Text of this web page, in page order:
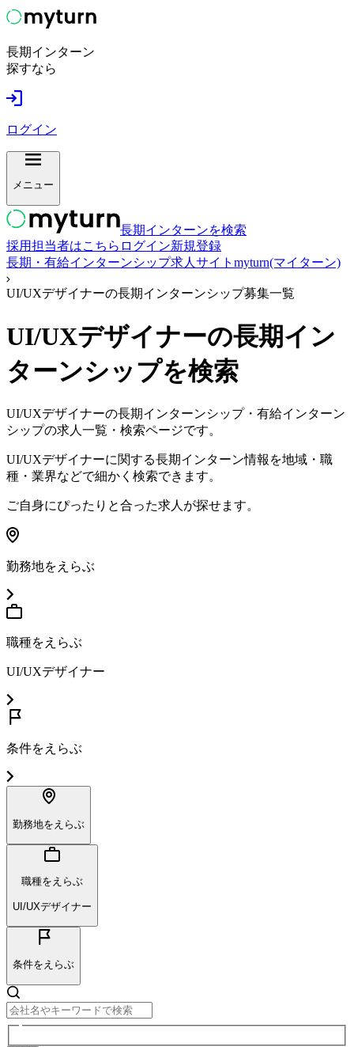
長期インターン
探すなら
ログイン
メニュー
長期インターンを検索
採用担当者はこちら ログイン新規登録
長期・有給インターンシップ求人サイトmyturn(マイターン)
UI/UXデザイナーの長期インターンシップ募集一覧
UI/UXデザイナーの長期イン
ターンシップを検索
UI/UXデザイナーの長期インターンシップ・有給インターン
シップの求人一覧・検索ページです。
UI/UXデザイナーに関する長期インターン情報を地域・職
種・業界などで細かく検索できます。
ご自身にぴったりと合った求人が探せます。
勤務地をえらぶ
職種をえらぶ
UI/UXデザイナー
条件をえらぶ
勤務地をえらぶ
職種をえらぶ
UI/UXデザイナー
条件をえらぶ